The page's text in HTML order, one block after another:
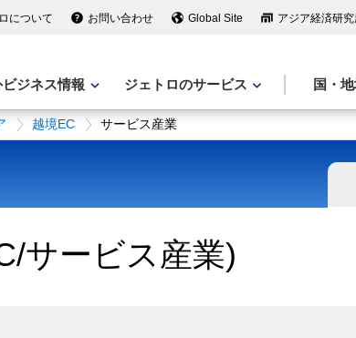
について お問い合わせ Global Site アジア経済研
ジネス情報 ジェトロのサービス 国・
越境EC サービス産業
サービス産業)